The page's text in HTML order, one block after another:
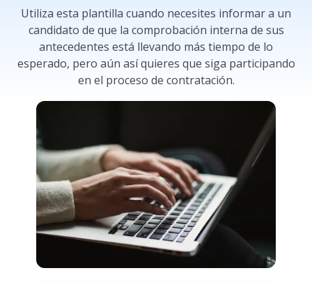
Utiliza esta plantilla cuando necesites informar a un
candidato de que la comprobación interna de sus
antecedentes está llevando más tiempo de lo
esperado, pero aún así quieres que siga participando
en el proceso de contratación.